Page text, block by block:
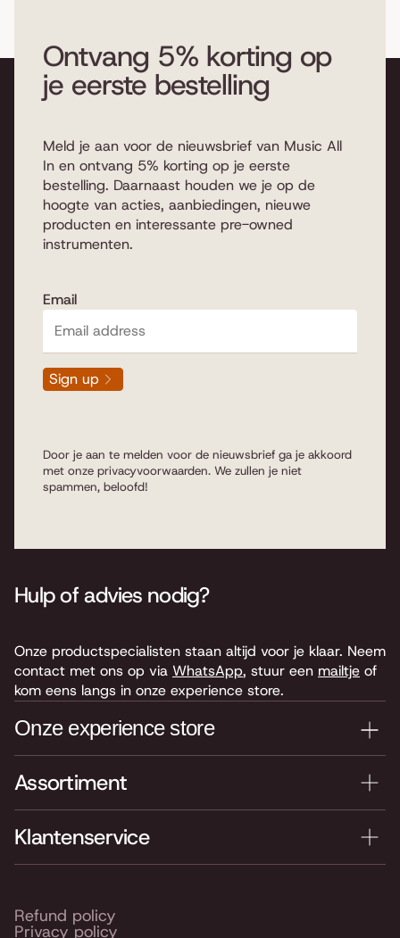
Ontvang 5% korting op
je eerste bestelling
Meld je aan voor de nieuwsbrief van Music All
In en ontvang 5% korting op je eerste
bestelling. Daarnaast houden we je op de
hoogte van acties, aanbiedingen, nieuwe
producten en interessante pre-owned
instrumenten.
Email
Sign up
Door je aan te melden voor de nieuwsbrief ga je akkoord
met onze privacyvoorwaarden. We zullen je niet
spammen, beloofd!
Assortiment
Klantenservice
Hulp of advies nodig?
Onze productspecialisten staan altijd voor je klaar. Neem
contact met ons op via WhatsApp, stuur een mailtje of
kom eens langs in onze experience store.
Onze experience store
Je nieuwe instrument testen? Kom langs in onze winkel
Routebeschrijving
Refund policy
Privacy policy